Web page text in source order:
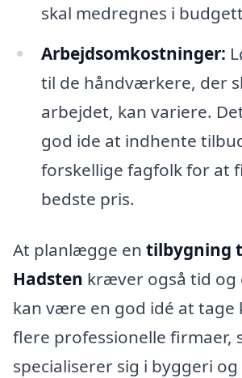
skal medregnes i
Arbejdsomkostninger:
til de håndværkere, der
arbejdet, kan variere.
god ide at indhente
forskellige fagfolk for at
bedste pris.
At planlægge en tilbygning
Hadsten kræver også tid og
kan være en god idé at tage
flere professionelle firmaer,
specialiserer sig i byggeri